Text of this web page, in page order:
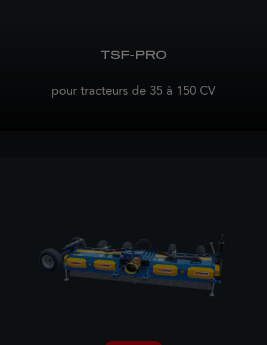
TSF-PRO
pour tracteurs de 35 à 150 CV